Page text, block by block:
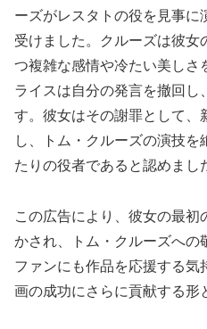
ーズがレスタトの役を見事に
受けました。クルーズは彼
つ複雑な感情や冷たい美しさ
ライスは自分の発言を撤回し
す。彼女はその謝罪として、
し、トム・クルーズの演技
たりの役者であると認めまし
この広告により、彼女の最初
かされ、トム・クルーズへの
ファンにも作品を応援する気
画の成功にさらに貢献する形